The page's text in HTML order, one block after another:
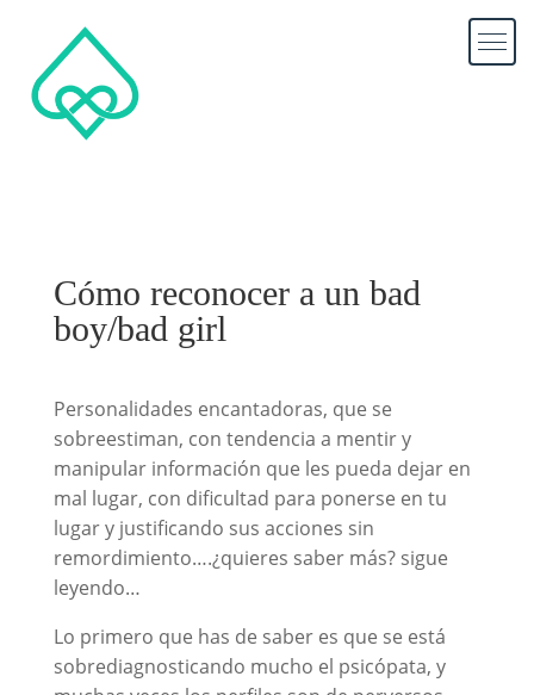
Cómo reconocer a un bad
boy/bad girl
Personalidades encantadoras, que se
sobreestiman, con tendencia a mentir y
manipular información que les pueda dejar en
mal lugar, con dificultad para ponerse en tu
lugar y justificando sus acciones sin
remordimiento….¿quieres saber más? sigue
leyendo…
Lo primero que has de saber es que se está
sobrediagnosticando mucho el psicópata, y